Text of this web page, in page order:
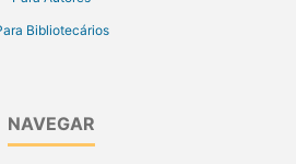
Bibliotecários
NAVEGAR